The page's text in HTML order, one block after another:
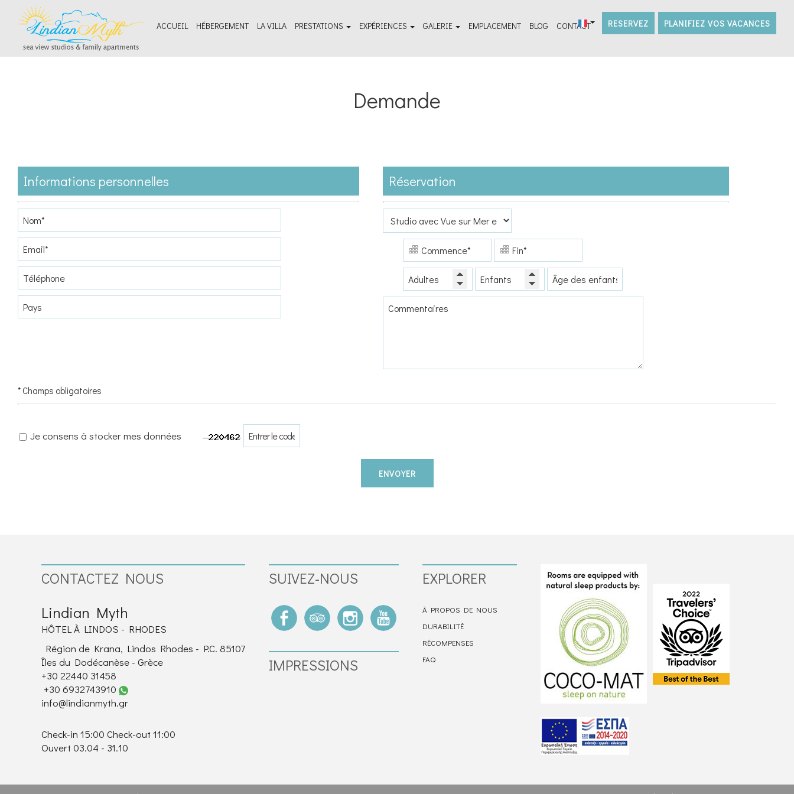
RESERVEZ PLANIFIEZ VOS VACANCES
ACCUEIL HÉBERGEMENT LA VILLA PRESTATIONS EXPÉRIENCES GALERIE EMPLACEMENT BLOG CONTACT
Demande
Informations personnelles Réservation
* Champs obligatoires
Je consens à stocker mes données
ENVOYER
CONTACTEZ NOUS
Lindian Myth
HÔTEL À LINDOS - RHODES
Région de Krana, Lindos Rhodes - P.C. 85107
Îles du Dodécanèse - Grèce
+30 22440 31458
+30 6932743910
info@lindianmyth.gr
Check-in 15:00 Check-out 11:00
Ouvert 03.04 - 31.10
SUIVEZ-NOUS
IMPRESSIONS
EXPLORER
À PROPOS DE NOUS
DURABILITÉ
RÉCOMPENSES
FAQ